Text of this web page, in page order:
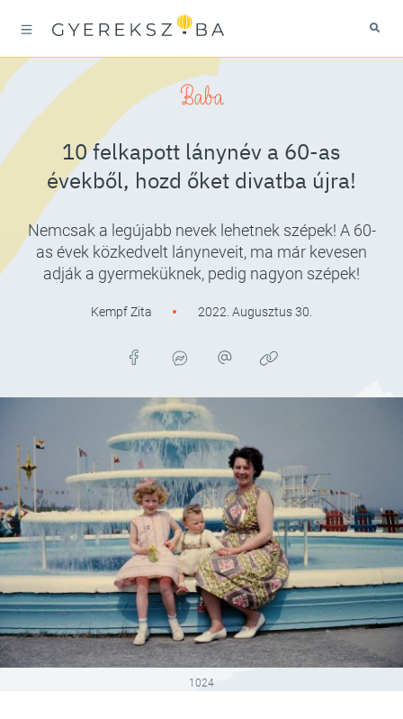
Baba
10 felkapott lánynév a 60-as
évekből, hozd őket divatba újra!
Nemcsak a legújabb nevek lehetnek szépek! A 60-
as évek közkedvelt lányneveit, ma már kevesen
adják a gyermeküknek, pedig nagyon szépek!
Kempf Zita 2022. Augusztus 30.
1024